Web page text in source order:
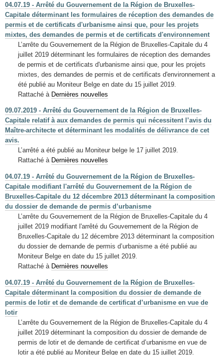
04.07.19 - Arrêté du Gouvernement de la Région de Bruxelles-
Capitale déterminant les formulaires de réception des demandes de
permis et de certificats d'urbanisme ainsi que, pour les projets
mixtes, des demandes de permis et de certificats d'environnement
L’arrête du Gouvernement de la Région de Bruxelles-Capitale du 4
juillet 2019 déterminant les formulaires de réception des demandes
de permis et de certificats d'urbanisme ainsi que, pour les projets
mixtes, des demandes de permis et de certificats d'environnement a
été publié au Moniteur Belge en date du 15 juillet 2019.
Rattaché à Dernières nouvelles
09.07.2019 - Arrêté du Gouvernement de la Région de Bruxelles-
Capitale relatif à aux demandes de permis qui nécessitent l’avis du
Maître-architecte et déterminant les modalités de délivrance de cet
avis.
L’arrêté a été publié au Moniteur belge le 17 juillet 2019.
Rattaché à Dernières nouvelles
04.07.19 - Arrêté du Gouvernement de la Région de Bruxelles-
Capitale modifiant l'arrêté du Gouvernement de la Région de
Bruxelles-Capitale du 12 décembre 2013 déterminant la composition
du dossier de demande de permis d’urbanisme
L’arrête du Gouvernement de la Région de Bruxelles-Capitale du 4
juillet 2019 modifiant l'arrêté du Gouvernement de la Région de
Bruxelles-Capitale du 12 décembre 2013 déterminant la composition
du dossier de demande de permis d’urbanisme a été publié au
Moniteur Belge en date du 15 juillet 2019.
Rattaché à Dernières nouvelles
04.07.19 - Arrêté du Gouvernement de la Région de Bruxelles-
Capitale déterminant la composition du dossier de demande de
permis de lotir et de demande de certificat d’urbanisme en vue de
lotir
L’arrête du Gouvernement de la Région de Bruxelles-Capitale du 4
juillet 2019 déterminant la composition du dossier de demande de
permis de lotir et de demande de certificat d’urbanisme en vue de
lotir a été publié au Moniteur Belge en date du 15 juillet 2019.